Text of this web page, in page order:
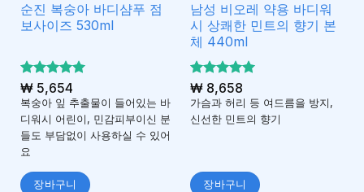
순진 복숭아 바디샴푸 점
보사이즈 530ml
5 중에서
5로 평가
됨
₩5,654
복숭아 잎 추출물이 들어있는 바
디워시 어린이, 민감피부이신 분
들도 부담없이 사용하실 수 있어
요
장바구니
남성 비오레 약용 바디워
시 상쾌한 민트의 향기 본
체 440ml
5 중에서
5로 평가
됨
₩8,658
가슴과 허리 등 여드름을 방지,
신선한 민트의 향기
장바구니